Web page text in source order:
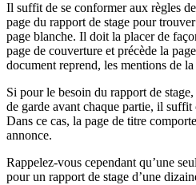
Il suffit de se conformer aux règles
page du rapport de stage pour
page blanche. Il doit la placer de
page de couverture et précède la
document reprend, les mentions de
Si pour le besoin du rapport de
de garde avant chaque partie, il suffit
Dans ce cas, la page de titre
annonce.
Rappelez-vous cependant qu’une
pour un rapport de stage d’une